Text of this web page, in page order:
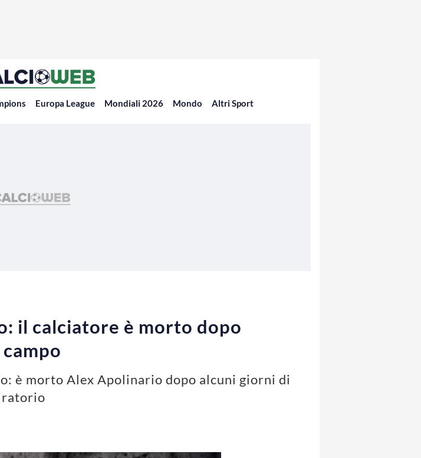
Europa League Mondiali 2026 Mondo Altri Sport
il calciatore è morto dopo
è morto Alex Apolinario dopo alcuni giorni di